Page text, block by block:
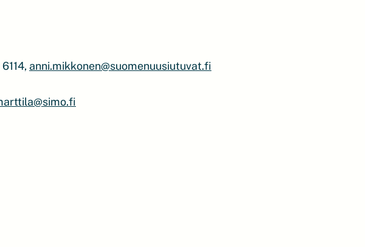
anni.mikkonen@suomenuusiutuvat.fi